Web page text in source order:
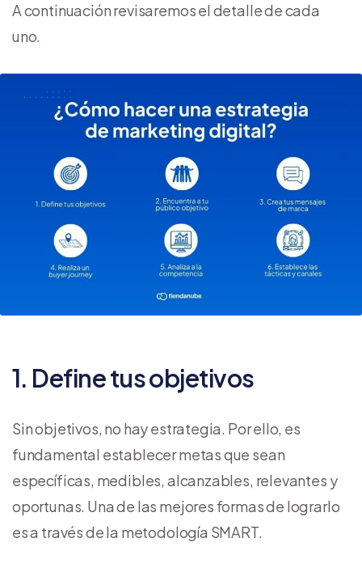
A continuación revisaremos el detalle de cada
uno.
1. Define tus objetivos
Sin objetivos, no hay estrategia. Por ello, es
fundamental establecer metas que sean
específicas, medibles, alcanzables, relevantes y
oportunas. Una de las mejores formas de lograrlo
es a través de la metodología SMART.